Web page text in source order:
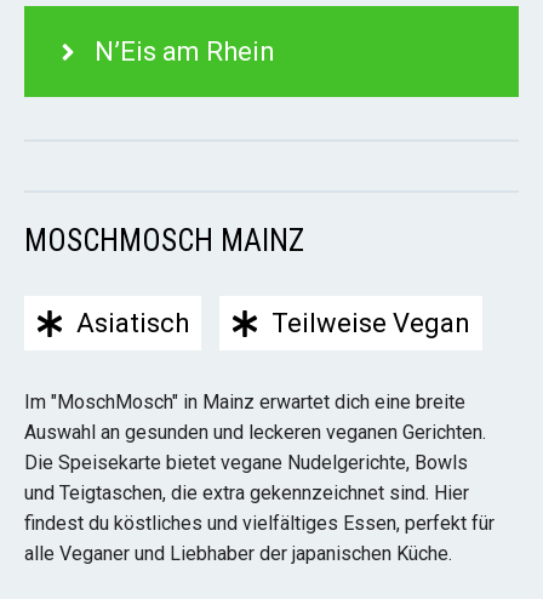
N’Eis am Rhein
MOSCHMOSCH MAINZ
Asiatisch Teilweise Vegan
Im "MoschMosch" in Mainz erwartet dich eine breite
Auswahl an gesunden und leckeren veganen Gerichten.
Die Speisekarte bietet vegane Nudelgerichte, Bowls
und Teigtaschen, die extra gekennzeichnet sind. Hier
findest du köstliches und vielfältiges Essen, perfekt für
alle Veganer und Liebhaber der japanischen Küche.